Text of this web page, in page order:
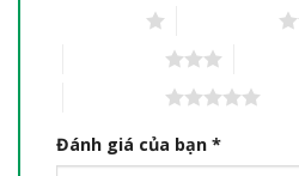
Đánh giá của bạn *